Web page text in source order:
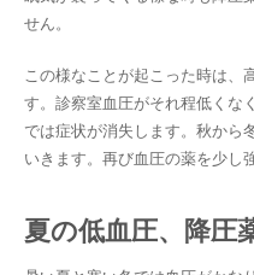
せん。
この様なことが起こった時は、
す。診察室血圧がそれ程低くな
では症状が消失します。秋から
いきます。再び血圧の薬を少し
夏の低血圧、降圧